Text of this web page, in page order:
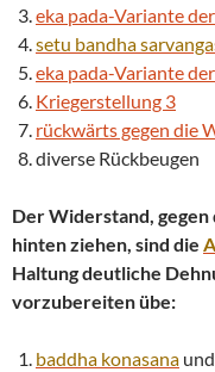
eka pada-Variante der
setu bandha
eka pada-Variante der
Kriegerstellung 3
rückwärts gegen die
diverse Rückbeugen
Der Widerstand, gegen
hinten ziehen, sind die
Haltung deutliche
vorzubereiten übe:
baddha konasana